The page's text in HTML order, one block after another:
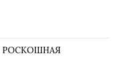
РОСКОШНАЯ